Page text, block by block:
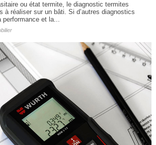
ou état termite, le diagnostic termites
à réaliser sur un bâti. Si d’autres diagnostics
performance et la...